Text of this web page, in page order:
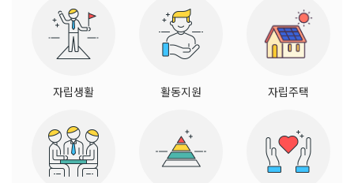
자립생활 활동지원 자립주택